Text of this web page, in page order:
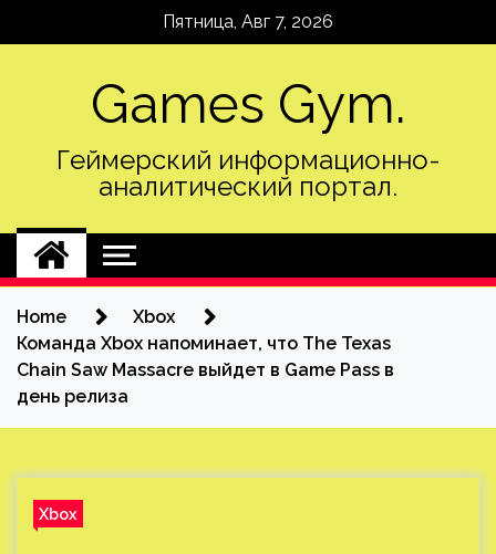
Пятница, Авг 7, 2026
Games Gym.
Геймерский информационно-
аналитический портал.
Home
Xbox
Команда Xbox напоминает, что The Texas
Chain Saw Massacre выйдет в Game Pass в
день релиза
Xbox